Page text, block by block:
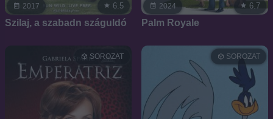
2017 6.5
Szilaj, a szabadn száguldó
2024 6.7
Palm Royale
SOROZAT SOROZAT